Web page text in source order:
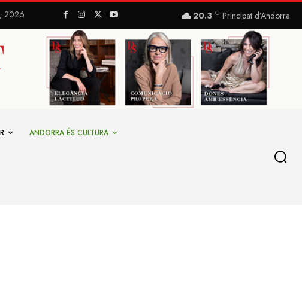
2026 20.3 C Principat d’Andorra
ANDORRA ÉS CULTURA